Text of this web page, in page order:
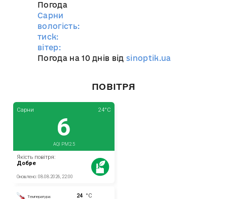
Погода
Сарни
вологість:
тиск:
вітер:
Погода на 10 днів відsinoptik.ua
ПОВІТРЯ